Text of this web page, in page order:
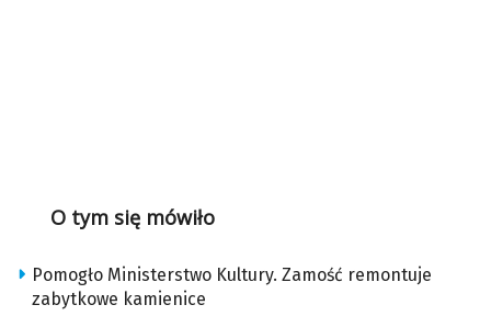
O tym się mówiło
Pomogło Ministerstwo Kultury. Zamość remontuje
zabytkowe kamienice